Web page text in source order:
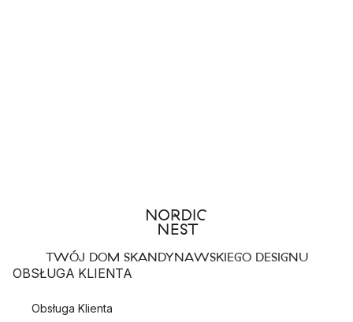
TWÓJ DOM SKANDYNAWSKIEGO DESIGNU
OBSŁUGA KLIENTA
Obsługa Klienta